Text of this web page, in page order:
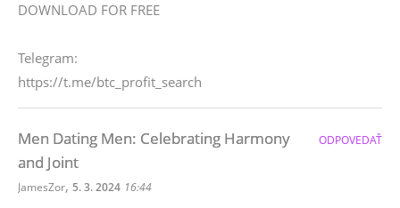
DOWNLOAD FOR FREE
Telegram:
https://t.me/btc_profit_search
Men Dating Men: Celebrating Harmony
and Joint
JamesZor, 5. 3. 2024 16:44
ODPOVEDAŤ